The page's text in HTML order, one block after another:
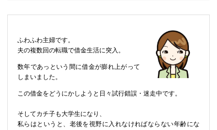
ふわふわ主婦です。
夫の複数回の転職で借金生活に突入。
数年であっという間に借金が膨れ上がって
しまいました。
この借金をどうにかしようと日々試行錯誤・迷走中です。
そしてカチ子も大学生になり、
私らはというと、老後を視野に入れなければならない年齢にな